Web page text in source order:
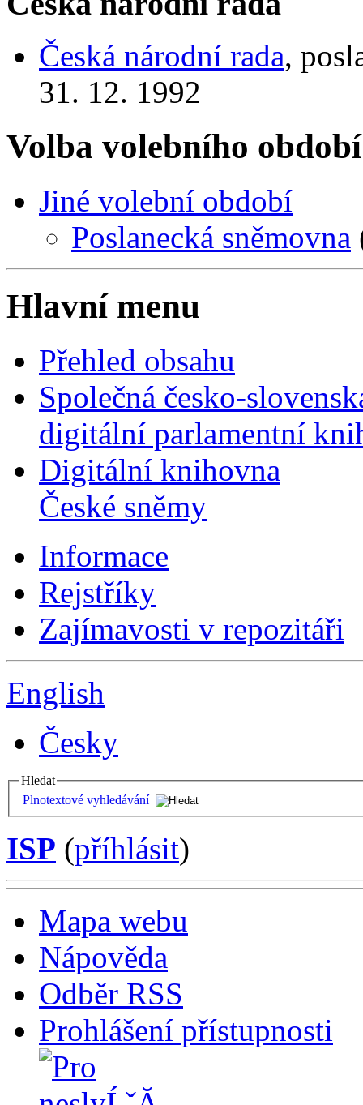
Česká národní rada,
31. 12. 1992
Volba volebního období
Jiné volební období
Poslanecká sněmovna
Hlavní menu
Přehled obsahu
Společná česko-
digitální parlamentní
Digitální knihovna
České sněmy
Informace
Rejstříky
Zajímavosti v repozitáři
English
Česky
Hledat
Plnotextové vyhledávání
ISP (příhlásit)
Mapa webu
Nápověda
Odběr RSS
Prohlášení přístupnosti